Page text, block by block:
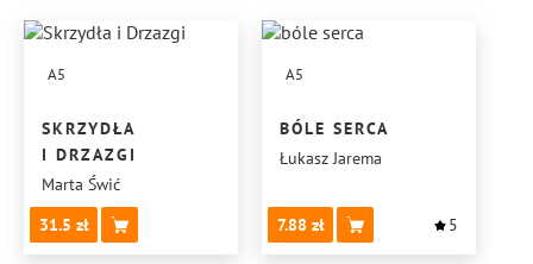
A5
SKRZYDŁA
I DRZAZGI
Marta Świć
31.5
A5
BÓLE SERCA
Łukasz Jarema
7.88 5